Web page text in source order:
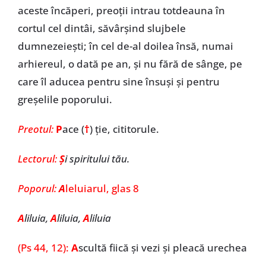
aceste încăperi, preoții intrau totdeauna în
cortul cel dintâi, săvârșind slujbele
dumnezeiești; în cel de-al doilea însă, numai
arhiereul, o dată pe an, și nu fără de sânge, pe
care îl aducea pentru sine însuși și pentru
greșelile poporului.
Preotul: Pace (†) ție, cititorule.
Lectorul:Și spiritului tău.
Poporul:Aleluiarul, glas 8
Aliluia,Aliluia,Aliluia
(Ps 44, 12): Ascultă fiică și vezi și pleacă urechea